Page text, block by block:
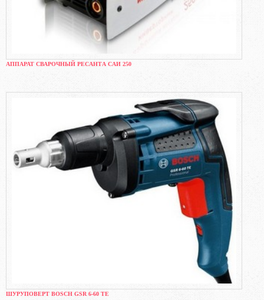
АППАРАТ СВАРОЧНЫЙ РЕСАНТА САИ 250
ШУРУПОВЕРТ BOSCH GSR 6-60 TE